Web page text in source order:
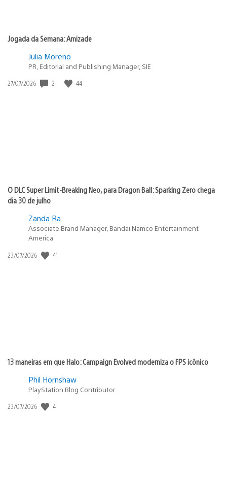
Jogada da Semana: Amizade
Julia Moreno
PR, Editorial and Publishing Manager, SIE
Data
27/07/2026 2 44
O DLC Super Limit-Breaking Neo, para Dragon Ball: Sparking Zero chega
dia 30 de julho
Zanda Ra
Associate Brand Manager, Bandai Namco Entertainment
America
Data
23/07/2026 41
13 maneiras em que Halo: Campaign Evolved moderniza o FPS icônico
Phil Hornshaw
PlayStation Blog Contributor
Data
23/07/2026 4